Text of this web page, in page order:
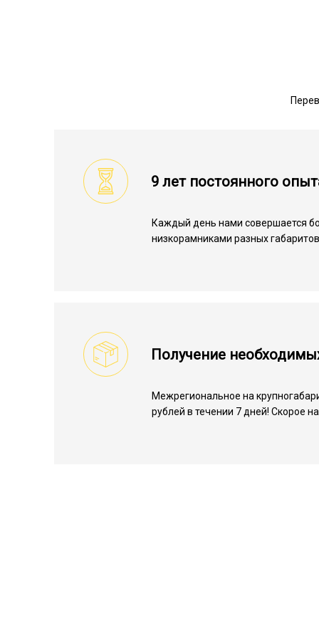
9 лет постоянного
Каждый день нами совершается
низкорамниками разных
Получение
Межрегиональное на
рублей в течении 7 дней! Скорое